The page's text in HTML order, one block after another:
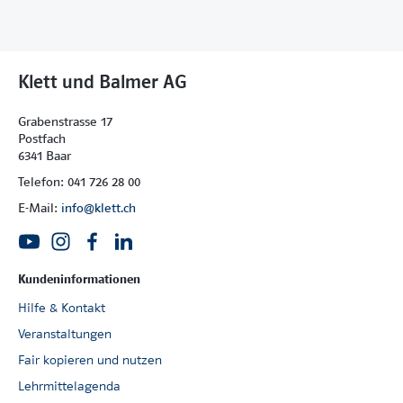
Klett und Balmer AG
Grabenstrasse 17
Postfach
6341 Baar
Telefon: 041 726 28 00
E-Mail: info@klett.ch
Kundeninformationen
Hilfe & Kontakt
Veranstaltungen
Fair kopieren und nutzen
Lehrmittelagenda